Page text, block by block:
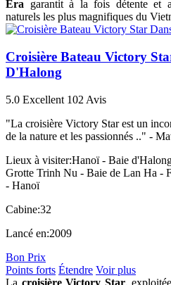
Era garantit à la fois détente et
naturels les plus magnifiques du
Croisière Bateau Victory
D'Halong
5.0 Excellent 102 Avis
"La croisière Victory Star est un
de la nature et les passionnés .." -
Lieux à visiter:Hanoï - Baie
Grotte Trinh Nu - Baie de Lan Ha -
- Hanoï
Cabine:32
Lancé en:2009
Bon Prix
Points forts Étendre Voir plus
La croisière Victory Star,